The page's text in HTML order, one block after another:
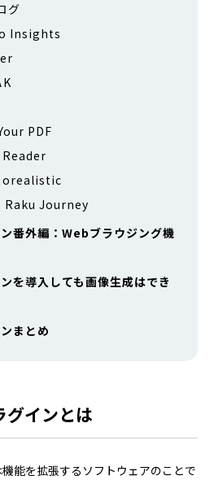
グ
Insights
PDF
Raku Journey
番外編：Webブラウジング機
を導入しても画像生成はでき
まとめ
インとは
能を拡張するソフトウェアのことで